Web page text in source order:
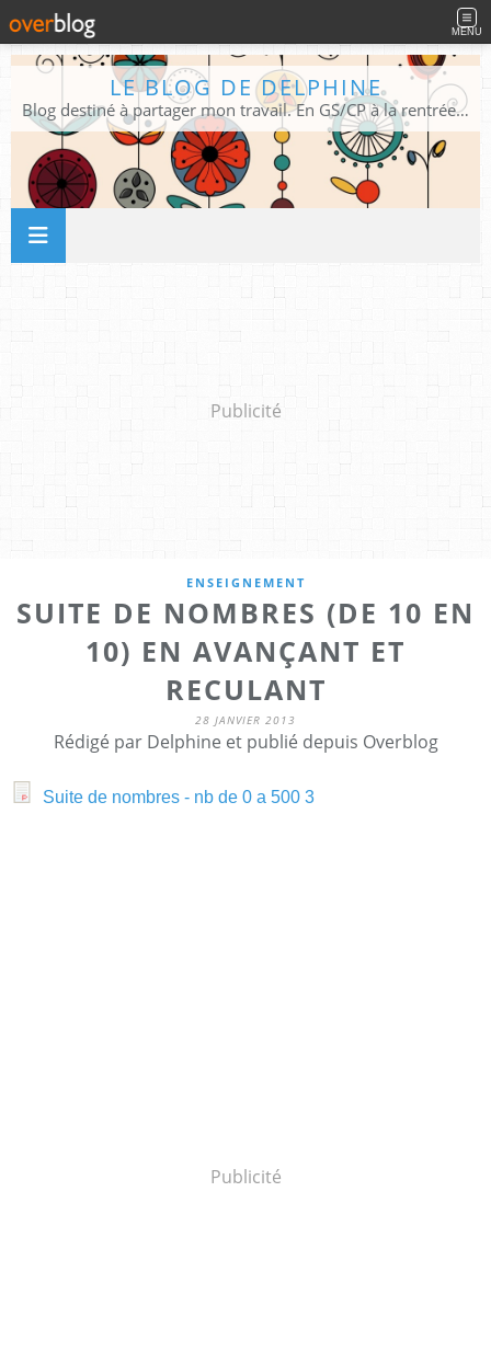
MENU
LE BLOG DE DELPHINE
Blog destiné à partager mon travail. En GS/CP à la rentrée 2026/2027 !
Publicité
ENSEIGNEMENT
SUITE DE NOMBRES (DE 10 EN
10) EN AVANÇANT ET
RECULANT
28 JANVIER 2013
Rédigé par Delphine et publié depuis Overblog
Suite de nombres - nb de 0 a 500 3
Publicité